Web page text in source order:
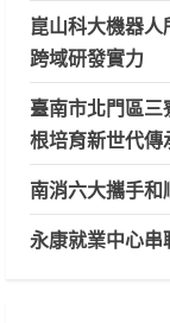
崑山科大機器
跨域研發實力
臺南市北門區
根培育新世代傳
南消六大攜手
永康就業中心串